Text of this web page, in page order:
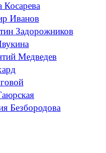
Косарева
Иванов
Задорожников
Медведев
Безбородова